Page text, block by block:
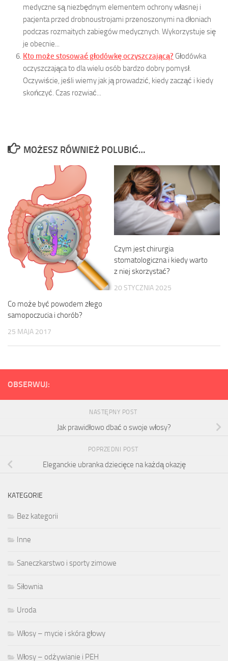
medyczne są niezbędnym elementem ochrony własnej i
pacjenta przed drobnoustrojami przenoszonymi na dłoniach
podczas rozmaitych zabiegów medycznych. Wykorzystuje się
je obecnie...
Kto może stosować głodówkę oczyszczającą? Głodówka
oczyszczająca to dla wielu osób bardzo dobry pomysł.
Oczywiście, jeśli wiemy jak ją prowadzić, kiedy zacząć i kiedy
skończyć. Czas rozwiać...
MOŻESZ RÓWNIEŻ POLUBIĆ…
Co może być powodem złego
samopoczucia i chorób?
25 MAJA 2017
Czym jest chirurgia
stomatologiczna i kiedy warto
z niej skorzystać?
20 STYCZNIA 2025
OBSERWUJ:
NASTĘPNY POST
Jak prawidłowo dbać o swoje włosy?
POPRZEDNI POST
Eleganckie ubranka dziecięce na każdą okazję
KATEGORIE
Bez kategorii
Inne
Saneczkarstwo i sporty zimowe
Siłownia
Uroda
Włosy – mycie i skóra głowy
Włosy – odżywianie i PEH